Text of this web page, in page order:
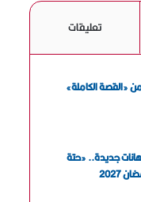
تعليقات
«القصة الكاملة»
ممدوح في 3 رهانات جديدة.. «حتة